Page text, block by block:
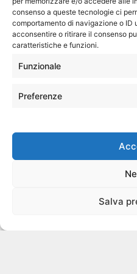
consenso a queste tecnologie ci
comportamento di navigazione o ID
acconsentire o ritirare il consenso
caratteristiche e funzioni.
Funzionale
Preferenze
Salva